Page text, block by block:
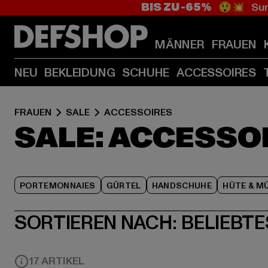
BIS ZU -65% 😲💥
MÄNNER FRAUEN
NEU BEKLEIDUNG SCHUHE ACCESSOIRES
FRAUEN SALE ACCESSOIRES
SALE:
PORTEMONNAIES GÜRTEL HANDSCHUHE HÜTE &
SORTIEREN NACH:
17 ARTIKEL